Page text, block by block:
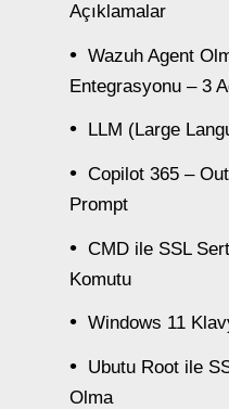
Açıklamalar
Wazuh Agent
Entegrasyonu – 3
LLM (Large
Copilot 365 –
Prompt
CMD ile SSL
Komutu
Windows 11
Ubutu Root ile
Olma